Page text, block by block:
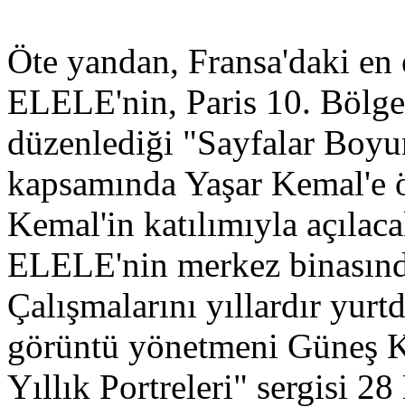
Öte yandan, Fransa'daki
ELELE'nin, Paris 10.
düzenlediği "Sayfalar
kapsamında Yaşar
Kemal'in katılımıyla
ELELE'nin merkez
Çalışmalarını yıllardır
görüntü yönetmeni Güneş
Yıllık Portreleri" sergisi 28